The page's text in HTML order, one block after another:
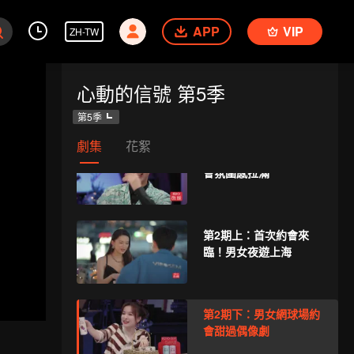
ZH-TW APP VIP
心動的信號 第5季
第5季
劇集 花絮
上演極限拉扯
聚開啟廚房修羅場
會氛圍感拉滿
第2期上：首次約會來
臨！男女夜遊上海
第2期下：男女網球場約
會甜過偶像劇